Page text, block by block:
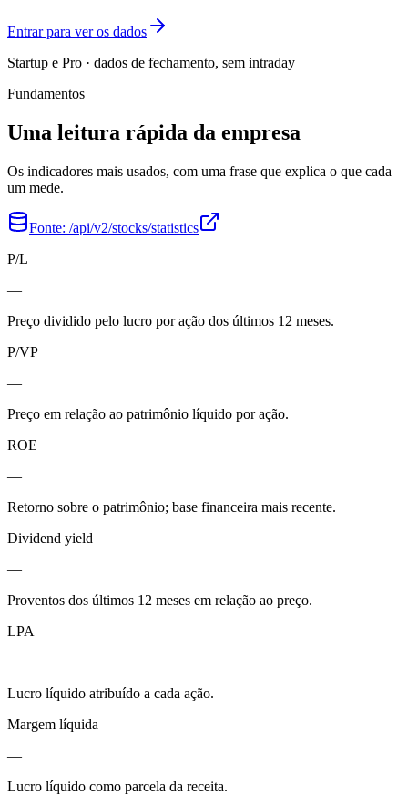
Entrar para ver os dados
Startup e Pro · dados de fechamento, sem intraday
Fundamentos
Uma leitura rápida da empresa
Os indicadores mais usados, com uma frase que explica o que cada
um mede.
Fonte: /api/v2/stocks/statistics
P/L
—
Preço dividido pelo lucro por ação dos últimos 12 meses.
P/VP
—
Preço em relação ao patrimônio líquido por ação.
ROE
—
Retorno sobre o patrimônio; base financeira mais recente.
Dividend yield
—
Proventos dos últimos 12 meses em relação ao preço.
LPA
—
Lucro líquido atribuído a cada ação.
Margem líquida
—
Lucro líquido como parcela da receita.